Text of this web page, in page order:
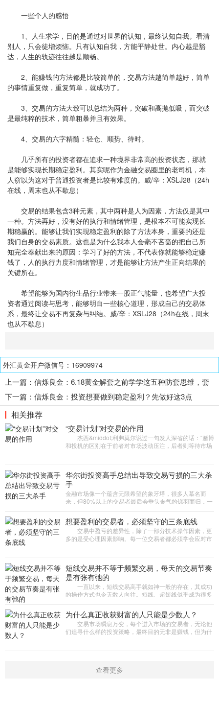
一些个人的感悟
1、人生求学，目的是通过对世界的认知，最终认知自我。看清
别人，只会徒增烦恼。只有认知自我，方能平静处世。内心越是豁
达，人生的轨迹往往越是顺畅。
2、能赚钱的方法都是比较简单的，交易方法越简单越好，简单
的事情重复做，重复简单，就成功了。
3、交易的方法大致可以总结为两种，突破和高抛低吸，而突破
是最纯粹的技术，简单粗暴并且有效果。
4、交易的六字精髓：轻仓、顺势、待时。
几乎所有的投资者都在追求一种境界非常高的投资状态，那就
是能够实现长期稳定盈利。其实呢作为金融交易圈里的老司机，本
人窃以为这对于普通投资者是比较有难度的。威/辛：XSLJ28（24h
在线，周末也从不歇息）
交易的结果包含3种元素，其中两种是人为因素，方法仅是其中
一种。方法再好，没有好的执行和情绪管理，是根本不可能实现长
期稳赢的。能够让我们实现稳定盈利的除了方法本身，重要的还是
我们自身的交易素质。这也是为什么我本人会毫不吝啬的把自己所
知完全奉献出来的原因：学习了好的方法，不代表你就能够稳定赚
钱了，人的执行力度和情绪管理，才是能够让方法产生正向结果的
关键所在。
希望能够为国内衍生品行业带来一股正气能量，也希望广大投
资者通过阅读与思考，能够明白一些核心道理，形成自己的交易体
系，最终让交易不再复杂与纠结。威/辛：XSLJ28（24h在线，周末
也从不歇息）
外汇黄金开户微信号：16909974
上一篇： 信烁良金：6.18黄金解套之前学学这五种防套思维，套
单将离你远去
下一篇： 信烁良金：投资想要做到稳定盈利？先做好这3点
相关推荐
“交易计划”对交易的作用
杰西&middot;利弗莫尔说过一句发人深省的话：“赌博
和投机的区别在于前者对市场波动压注，后者则等待市场
华尔街投资高手总结出导致交易亏损的三大杀
手
金融市场像一个蕴含无限希望的象牙塔，很多人慕名而
来，但80%以上的交易者最后会垂头丧气的铩羽而归，一
一位曾在“对冲基
想要盈利的交易者，必须坚守的三条底线
交易中盈亏的差异性，除了一部分技术操作因素，更
多的是受心理因素影响。每一位交易者都必须学会应对市
短线交易并不等于频繁交易，每天的交易节奏
是有张有弛的
一直以来，短线交易高手就如神一般的存在，其成功
的操作方式也令无数人向往。短线、超短线似乎成为很多
竞争最激烈、难度
为什么真正收获财富的人只能是少数人？
交易市场瞬息万变，每个进入市场的交易者，无论他
们追寻什么样的投资策略，最终目的无非是赚钱，但为什
查看更多